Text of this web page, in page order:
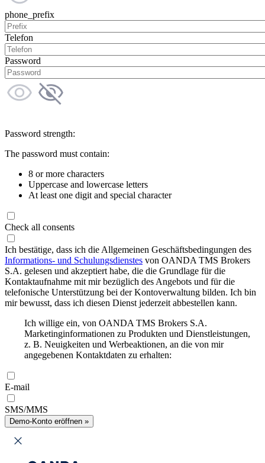
phone_prefix
Telefon
Password
Password strength:
The password must contain:
8 or more characters
Uppercase and lowercase letters
At least one digit and special character
Check all consents
Ich bestätige, dass ich die Allgemeinen Geschäftsbedingungen des
Informations- und Schulungsdienstes von OANDA TMS Brokers
S.A. gelesen und akzeptiert habe, die die Grundlage für die
Kontaktaufnahme mit mir bezüglich des Angebots und für die
telefonische Unterstützung bei der Kontoverwaltung bilden. Ich bin
mir bewusst, dass ich diesen Dienst jederzeit abbestellen kann.
Ich willige ein, von OANDA TMS Brokers S.A.
Marketinginformationen zu Produkten und Dienstleistungen,
z. B. Neuigkeiten und Werbeaktionen, an die von mir
angegebenen Kontaktdaten zu erhalten:
E-mail
SMS/MMS
Demo-Konto eröffnen »